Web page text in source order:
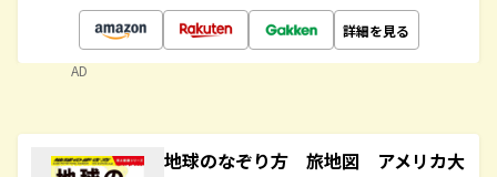
詳細を見る
AD
地球のなぞり方 旅地図 アメリカ大